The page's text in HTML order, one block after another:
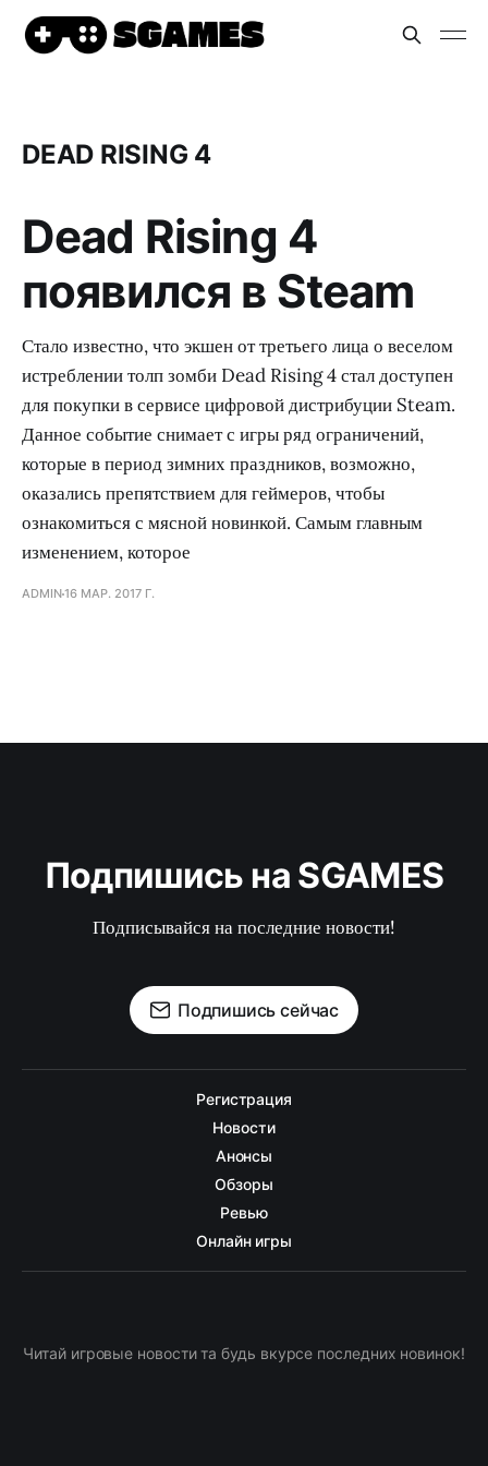
DEAD RISING 4
Dead Rising 4
появился в Steam
Стало известно, что экшен от третьего лица о веселом
истреблении толп зомби Dead Rising 4 стал доступен
для покупки в сервисе цифровой дистрибуции Steam.
Данное событие снимает с игры ряд ограничений,
которые в период зимних праздников, возможно,
оказались препятствием для геймеров, чтобы
ознакомиться с мясной новинкой. Самым главным
изменением, которое
ADMIN16 МАР. 2017 Г.
Подпишись на SGAMES
Подписывайся на последние новости!
Подпишись сейчас
Регистрация
Новости
Анонсы
Обзоры
Ревью
Онлайн игры
Читай игровые новости та будь вкурсе последних новинок!